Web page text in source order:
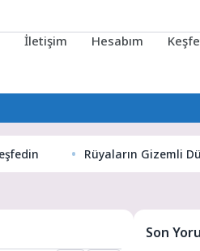
İletişim Hesabım
Rüyaların Gizemli Dünyası:
Son